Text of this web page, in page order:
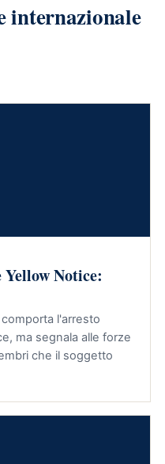
internazionale
Notice:
l'arresto
ma segnala alle forze
che il soggetto